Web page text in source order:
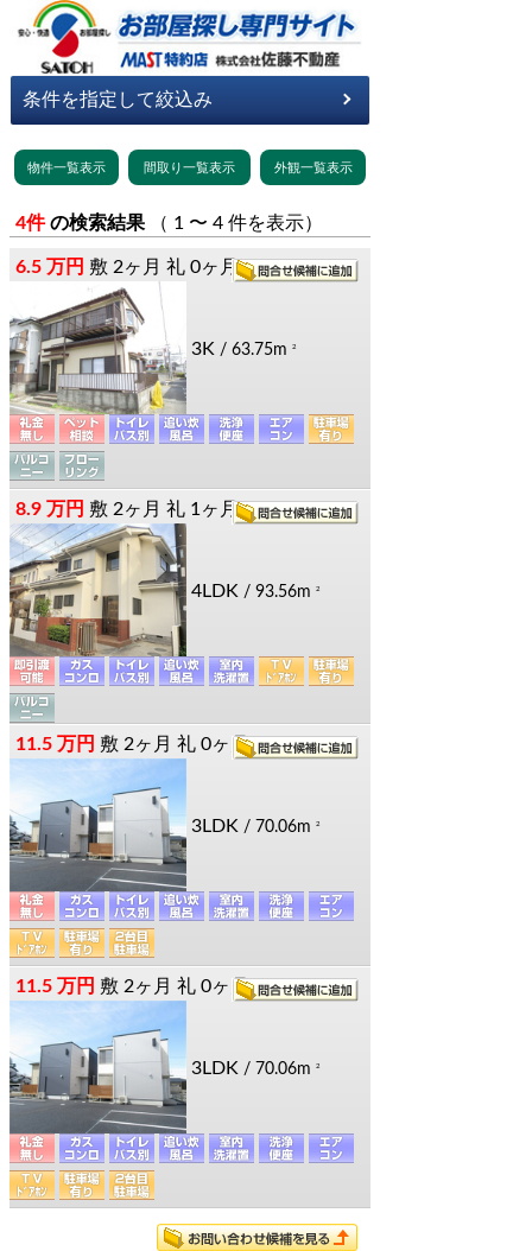
4件 の検索結果 （ 1 〜 4 件を表示）
6.5 万円 敷 2ヶ月 礼 0ヶ月
3K / 63.75m 2
8.9 万円 敷 2ヶ月 礼 1ヶ月
4LDK / 93.56m 2
11.5 万円 敷 2ヶ月 礼 0ヶ月
3LDK / 70.06m 2
11.5 万円 敷 2ヶ月 礼 0ヶ月
3LDK / 70.06m 2